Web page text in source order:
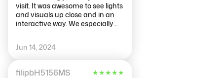
visit. It was awesome to see lights
and visuals up close and in an
interactive way. We especially
gave me a newfound
appreciation for the work that
goes into production at festivals
Jun 14, 2024
filipbH5156MS ★★★★★